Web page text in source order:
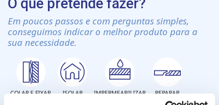
O que pretende fazer?
Em poucos passos e com perguntas simples,
conseguimos indicar o melhor produto para a
sua necessidade.
COLAR E FIXAR ISOLAR IMPERMEABILIZAR REPARAR